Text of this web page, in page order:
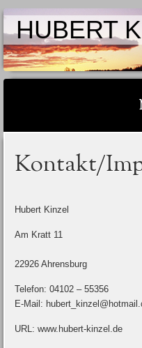
HUBERT
Kontakt/
Hubert Kinzel
Am Kratt 11
22926 Ahrensburg
Telefon: 04102 – 55356
E-Mail:
URL: www.hubert-kinzel.de